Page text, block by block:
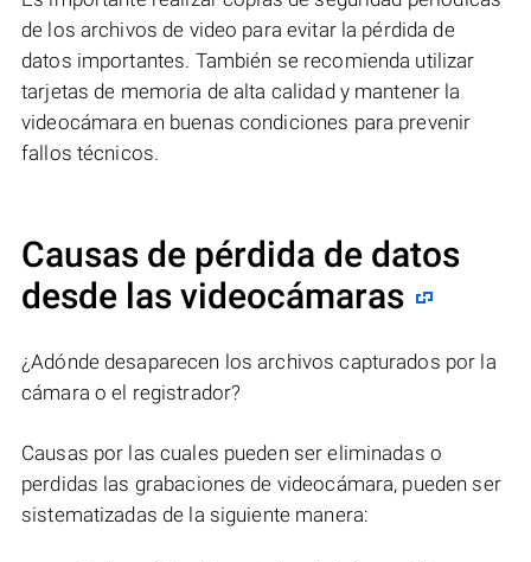
de los archivos de video para evitar la pérdida de
datos importantes. También se recomienda utilizar
tarjetas de memoria de alta calidad y mantener la
videocámara en buenas condiciones para prevenir
fallos técnicos.
Causas de pérdida de datos
desde las videocámaras
¿Adónde desaparecen los archivos capturados por la
cámara o el registrador?
Causas por las cuales pueden ser eliminadas o
perdidas las grabaciones de videocámara, pueden ser
sistematizadas de la siguiente manera: